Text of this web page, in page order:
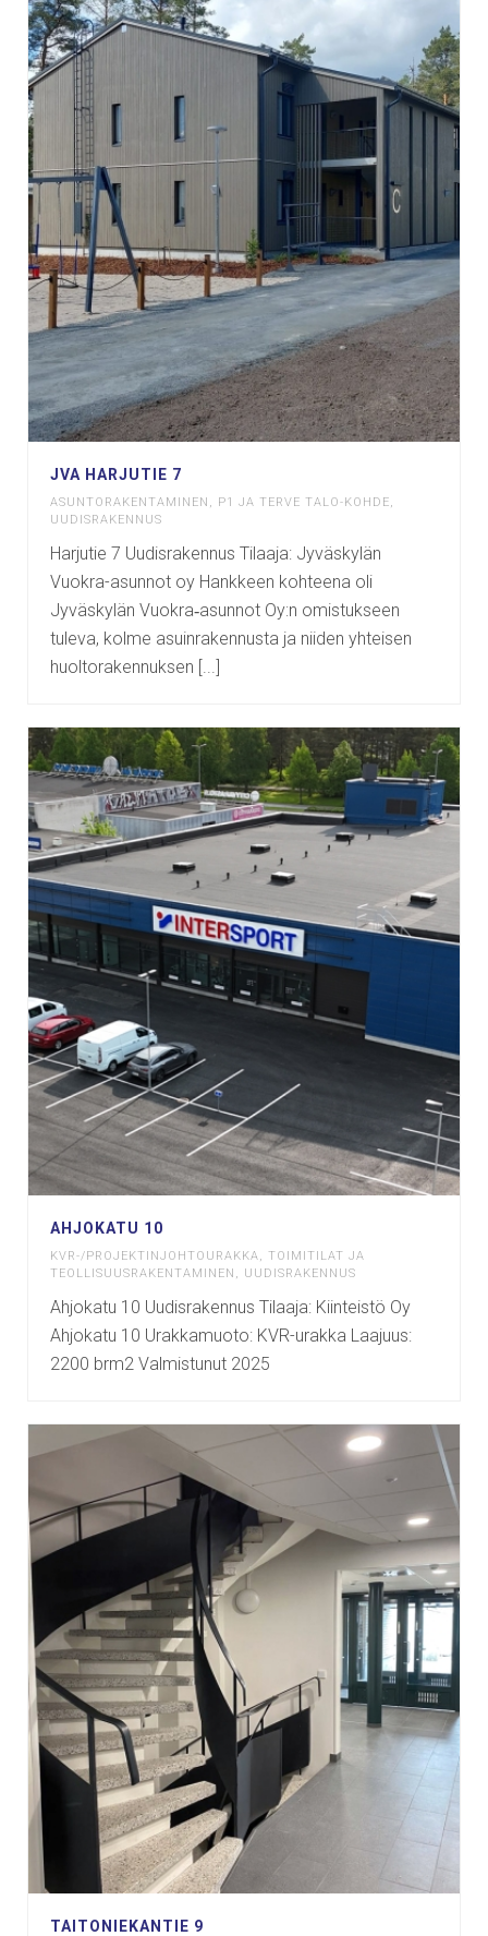
JVA HARJUTIE 7
ASUNTORAKENTAMINEN , P1 JA TERVE TALO-KOHDE,
UUDISRAKENNUS
Harjutie 7 Uudisrakennus Tilaaja: Jyväskylän
Vuokra-asunnot oy Hankkeen kohteena oli
Jyväskylän Vuokra‐asunnot Oy:n omistukseen
tuleva, kolme asuinrakennusta ja niiden yhteisen
huoltorakennuksen [...]
AHJOKATU 10
KVR-/PROJEKTINJOHTOURAKKA, TOIMITILAT JA
TEOLLISUUSRAKENTAMINEN , UUDISRAKENNUS
Ahjokatu 10 Uudisrakennus Tilaaja: Kiinteistö Oy
Ahjokatu 10 Urakkamuoto: KVR-urakka Laajuus:
2200 brm2 Valmistunut 2025
TAITONIEKANTIE 9